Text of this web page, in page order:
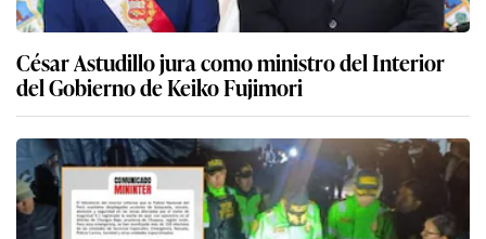
César Astudillo jura como ministro del Interior
del Gobierno de Keiko Fujimori